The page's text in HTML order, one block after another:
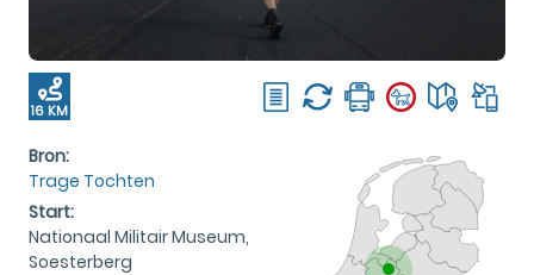
16 KM
Bron:
Trage Tochten
Start:
Nationaal Militair Museum,
Soesterberg